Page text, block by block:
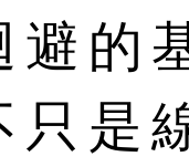
避的
只是